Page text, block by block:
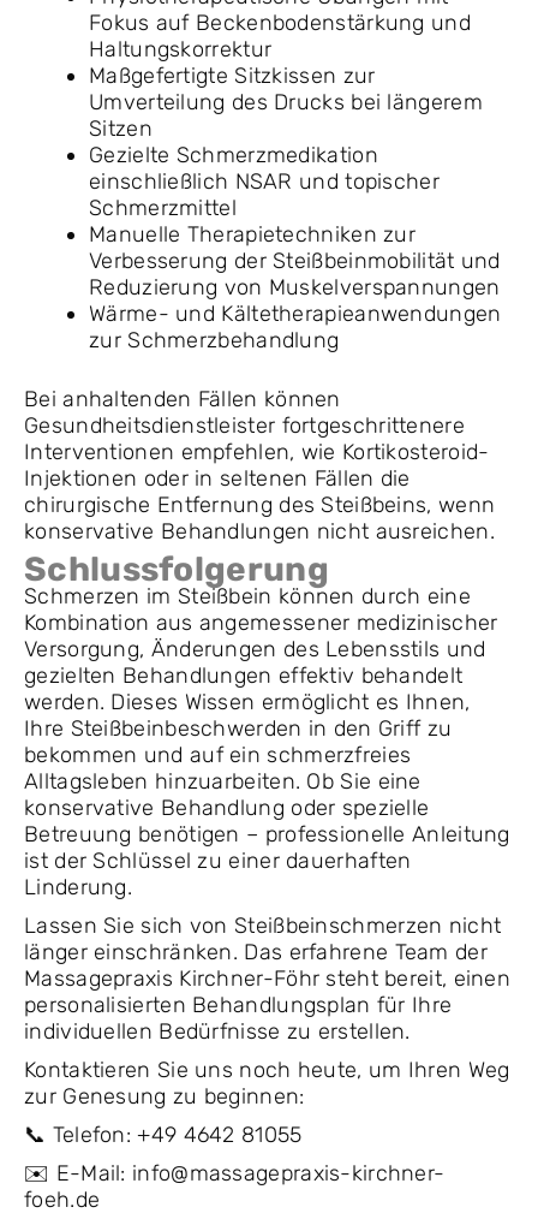
Fokus auf Beckenbodenstärkung und
Haltungskorrektur
Maßgefertigte Sitzkissen zur
Umverteilung des Drucks bei längerem
Sitzen
Gezielte Schmerzmedikation
einschließlich NSAR und topischer
Schmerzmittel
Manuelle Therapietechniken zur
Verbesserung der Steißbeinmobilität und
Reduzierung von Muskelverspannungen
Wärme- und Kältetherapieanwendungen
zur Schmerzbehandlung
Bei anhaltenden Fällen können
Gesundheitsdienstleister fortgeschrittenere
Interventionen empfehlen, wie Kortikosteroid-
Injektionen oder in seltenen Fällen die
chirurgische Entfernung des Steißbeins, wenn
konservative Behandlungen nicht ausreichen.
Schlussfolgerung
Schmerzen im Steißbein können durch eine
Kombination aus angemessener medizinischer
Versorgung, Änderungen des Lebensstils und
gezielten Behandlungen effektiv behandelt
werden. Dieses Wissen ermöglicht es Ihnen,
Ihre Steißbeinbeschwerden in den Griff zu
bekommen und auf ein schmerzfreies
Alltagsleben hinzuarbeiten. Ob Sie eine
konservative Behandlung oder spezielle
Betreuung benötigen – professionelle Anleitung
ist der Schlüssel zu einer dauerhaften
Linderung.
Lassen Sie sich von Steißbeinschmerzen nicht
länger einschränken. Das erfahrene Team der
Massagepraxis Kirchner-Föhr steht bereit, einen
personalisierten Behandlungsplan für Ihre
individuellen Bedürfnisse zu erstellen.
Kontaktieren Sie uns noch heute, um Ihren Weg
zur Genesung zu beginnen:
📞 Telefon: +49 4642 81055
✉️ E-Mail: info@massagepraxis-kirchner-
foeh.de